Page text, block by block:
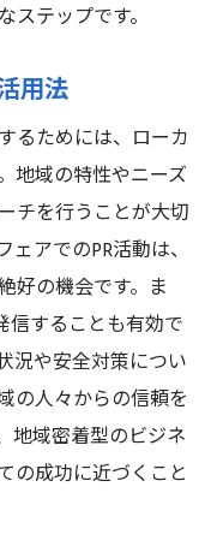
テップです。
用法
るためには、ローカ
地域の特性やニーズ
チを行うことが大切
アでのPR活動は、
好の機会です。ま
信することも有効で
況や安全対策につい
の人々からの信頼を
地域密着型のビジネ
の成功に近づくこと